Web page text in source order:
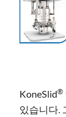
KoneSlid®
있습니다.